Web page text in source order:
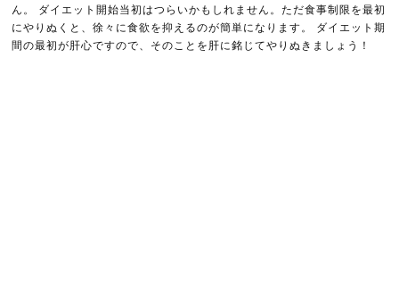
ん。 ダイエット開始当初はつらいかもしれません。ただ食事制限を最初
にやりぬくと、徐々に食欲を抑えるのが簡単になります。 ダイエット期
間の最初が肝心ですので、そのことを肝に銘じてやりぬきましょう！